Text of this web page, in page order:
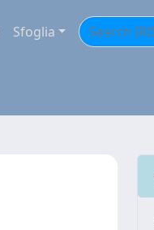
Sfoglia